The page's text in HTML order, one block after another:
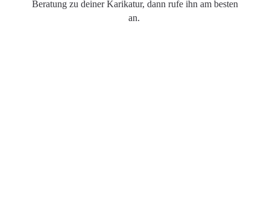
Beratung zu deiner Karikatur, dann rufe ihn am besten
an.